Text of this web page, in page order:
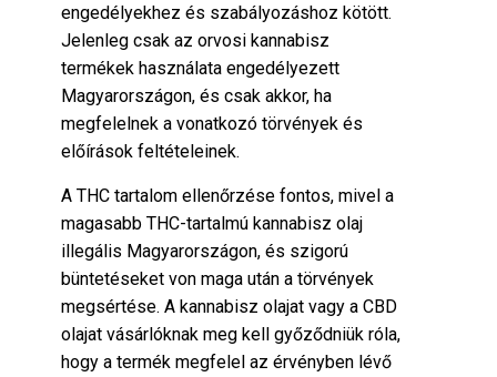
engedélyekhez és szabályozáshoz kötött.
Jelenleg csak az orvosi kannabisz
termékek használata engedélyezett
Magyarországon, és csak akkor, ha
megfelelnek a vonatkozó törvények és
előírások feltételeinek.
A THC tartalom ellenőrzése fontos, mivel a
magasabb THC-tartalmú kannabisz olaj
illegális Magyarországon, és szigorú
büntetéseket von maga után a törvények
megsértése. A kannabisz olajat vagy a CBD
olajat vásárlóknak meg kell győződniük róla,
hogy a termék megfelel az érvényben lévő